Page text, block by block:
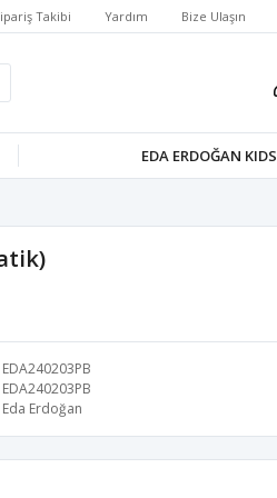
Takibi Yardım Bize Ulaşın
EDA ERDOĞAN KIDS
EDA240203PB
EDA240203PB
Eda Erdoğan